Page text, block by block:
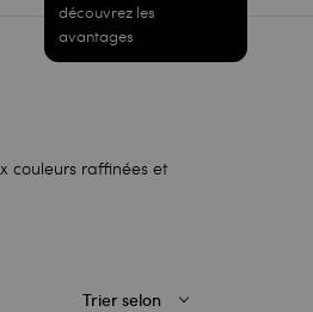
découvrez les
avantages
couleurs raffinées et
Trier selon